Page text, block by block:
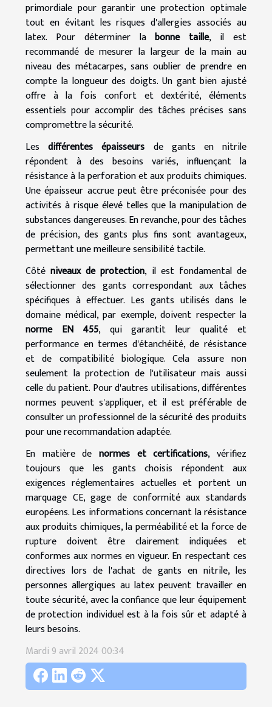
primordiale pour garantir une protection optimale
tout en évitant les risques d'allergies associés au
latex. Pour déterminer labonne taille, il est
recommandé de mesurer la largeur de la main au
niveau des métacarpes, sans oublier de prendre en
compte la longueur des doigts. Un gant bien ajusté
offre à la fois confort et dextérité, éléments
essentiels pour accomplir des tâches précises sans
compromettre la sécurité.
Lesdifférentes épaisseurs de gants en nitrile
répondent à des besoins variés, influençant la
résistance à la perforation et aux produits chimiques.
Une épaisseur accrue peut être préconisée pour des
activités à risque élevé telles que la manipulation de
substances dangereuses. En revanche, pour des tâches
de précision, des gants plus fins sont avantageux,
permettant une meilleure sensibilité tactile.
Côténiveaux de protection, il est fondamental de
sélectionner des gants correspondant aux tâches
spécifiques à effectuer. Les gants utilisés dans le
domaine médical, par exemple, doivent respecter la
norme EN 455, qui garantit leur qualité et
performance en termes d'étanchéité, de résistance
et de compatibilité biologique. Cela assure non
seulement la protection de l'utilisateur mais aussi
celle du patient. Pour d'autres utilisations, différentes
normes peuvent s'appliquer, et il est préférable de
consulter un professionnel de la sécurité des produits
pour une recommandation adaptée.
En matière de normes et certifications, vérifiez
toujours que les gants choisis répondent aux
exigences réglementaires actuelles et portent un
marquage CE, gage de conformité aux standards
européens. Les informations concernant la résistance
aux produits chimiques, la perméabilité et la force de
rupture doivent être clairement indiquées et
conformes aux normes en vigueur. En respectant ces
directives lors de l'achat de gants en nitrile, les
personnes allergiques au latex peuvent travailler en
toute sécurité, avec la confiance que leur équipement
de protection individuel est à la fois sûr et adapté à
leurs besoins.
Mardi 9 avril 2024 00:34